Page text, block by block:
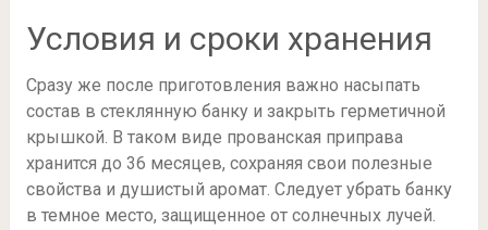
Условия и сроки хранения
Сразу же после приготовления важно насыпать
состав в стеклянную банку и закрыть герметичной
крышкой. В таком виде прованская приправа
хранится до 36 месяцев, сохраняя свои полезные
свойства и душистый аромат. Следует убрать банку
в темное место, защищенное от солнечных лучей.